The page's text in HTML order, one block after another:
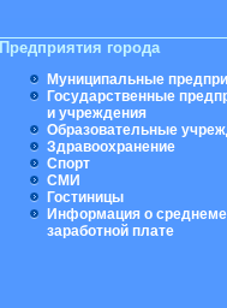
Предприятия города
Муниципальные
Государственные
и учреждения
Образовательные
Здравоохранение
Спорт
СМИ
Гостиницы
Информация о
заработной плате